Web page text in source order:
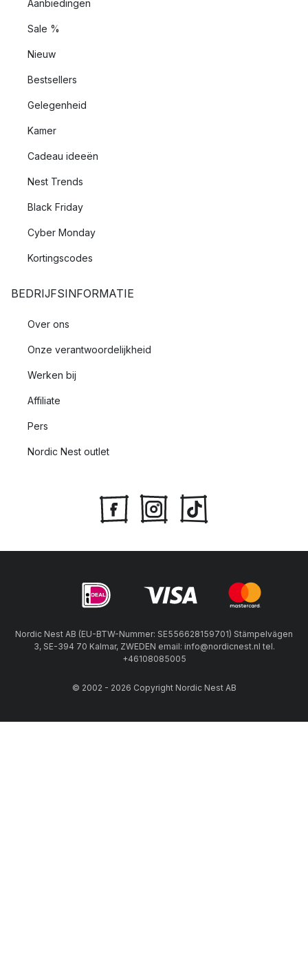
Aanbiedingen
Sale %
Nieuw
Bestsellers
Gelegenheid
Kamer
Cadeau ideeën
Nest Trends
Black Friday
Cyber Monday
Kortingscodes
BEDRIJFSINFORMATIE
Over ons
Onze verantwoordelijkheid
Werken bij
Affiliate
Pers
Nordic Nest outlet
Nordic Nest AB (EU-BTW-Nummer: SE556628159701) Stämpelvägen
3, SE-394 70 Kalmar, ZWEDEN email: info@nordicnest.nl tel.
+46108085005
© 2002 - 2026 Copyright Nordic Nest AB